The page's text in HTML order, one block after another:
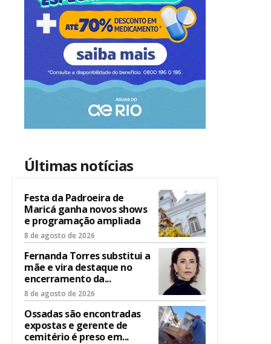
Últimas notícias
Festa da Padroeira de
Maricá ganha novos shows
e programação ampliada
8 de agosto de 2026
Fernanda Torres substitui a
mãe e vira destaque no
encerramento da...
8 de agosto de 2026
Ossadas são encontradas
expostas e gerente de
cemitério é preso em...